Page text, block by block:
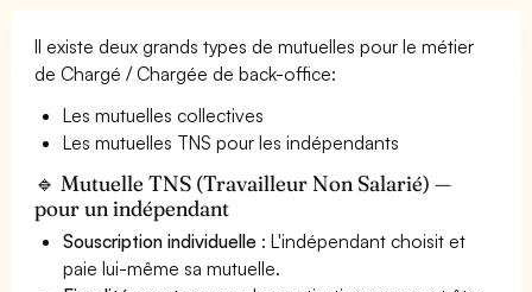
Il existe deux grands types de mutuelles pour le métier
de Chargé / Chargée de back-office:
Les mutuelles collectives
Les mutuelles TNS pour les indépendants
🔹 Mutuelle TNS (Travailleur Non Salarié) —
pour un indépendant
Souscription individuelle : L'indépendant choisit et
paie lui-même sa mutuelle.